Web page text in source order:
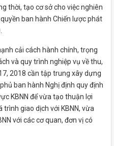
thời, tạo cơ sở cho việc nghiên
ban hành Chiến lược phát
cải cách hành chính, trọng
và quy trình nghiệp vụ về thu,
2018 cần tập trung xây dựng
ban hành Nghị định quy định
KBNN để vừa tạo thuận lợi
giao dịch với KBNN, vừa
với các cơ quan, đơn vị có